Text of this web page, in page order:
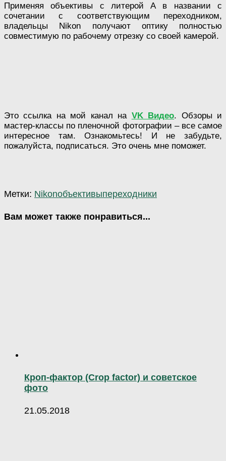
Применяя объективы с литерой А в названии с
сочетании с соответствующим переходником,
владельцы Nikon получают оптику полностью
совместимую по рабочему отрезку со своей камерой.
Это ссылка на мой канал на VK Видео. Обзоры и
мастер-классы по пленочной фотографии – все самое
интересное там. Ознакомьтесь! И не забудьте,
пожалуйста, подписаться. Это очень мне поможет.
Метки: Nikonобъективыпереходники
Вам может также понравиться...
Кроп-фактор (Crop factor) и советское
фото
21.05.2018